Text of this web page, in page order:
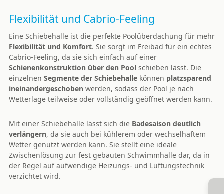
Flexibilität und Cabrio-Feeling
Eine Schiebehalle ist die perfekte Poolüberdachung für mehr
Flexibilität und Komfort. Sie sorgt im Freibad für ein echtes
Cabrio-Feeling, da sie sich einfach auf einer
Schienenkonstruktion über den Poolschieben lässt. Die
einzelnen Segmente der Schiebehallekönnen platzsparend
ineinandergeschoben werden, sodass der Pool je nach
Wetterlage teilweise oder vollständig geöffnet werden kann.
Mit einer Schiebehalle lässt sich die Badesaison deutlich
verlängern, da sie auch bei kühlerem oder wechselhaftem
Wetter genutzt werden kann. Sie stellt eine ideale
Zwischenlösung zur fest gebauten Schwimmhalle dar, da in
der Regel auf aufwendige Heizungs- und Lüftungstechnik
verzichtet wird.